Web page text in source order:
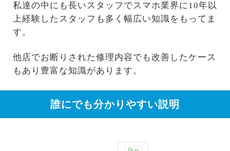
私達の中にも長いスタッフでスマホ業界に10年以
上経験したスタッフも多く幅広い知識をもってま
す。
他店でお断りされた修理内容でも改善したケース
もあり豊富な知識があります。
誰にでも分かりやすい説明